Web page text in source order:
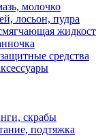
молочко
лосьон, пудра
средства
скрабы
подтяжка